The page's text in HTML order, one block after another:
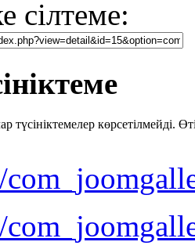
сілтеме:
көрсетілмейді.